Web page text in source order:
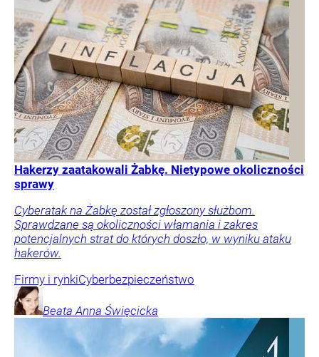
Hakerzy zaatakowali Żabkę. Nietypowe okoliczności
sprawy
Cyberatak na Żabkę został zgłoszony służbom.
Sprawdzane są okoliczności włamania i zakres
potencjalnych strat do których doszło, w wyniku ataku
hakerów.
Firmy i rynkiCyberbezpieczeństwo
Beata Anna Święcicka